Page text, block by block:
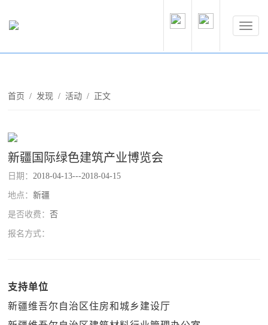
首页 /发现 /活动 / 正文
新疆国际绿色建筑产业博览会
日期：2018-04-13---2018-04-15
地点：新疆
是否收费：否
报名方式：
支持单位
新疆维吾尔自治区住房和城乡建设厅